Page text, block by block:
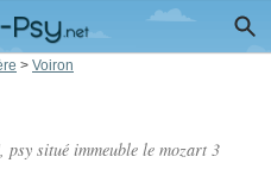
> Voiron
psy situé immeuble le mozart 3